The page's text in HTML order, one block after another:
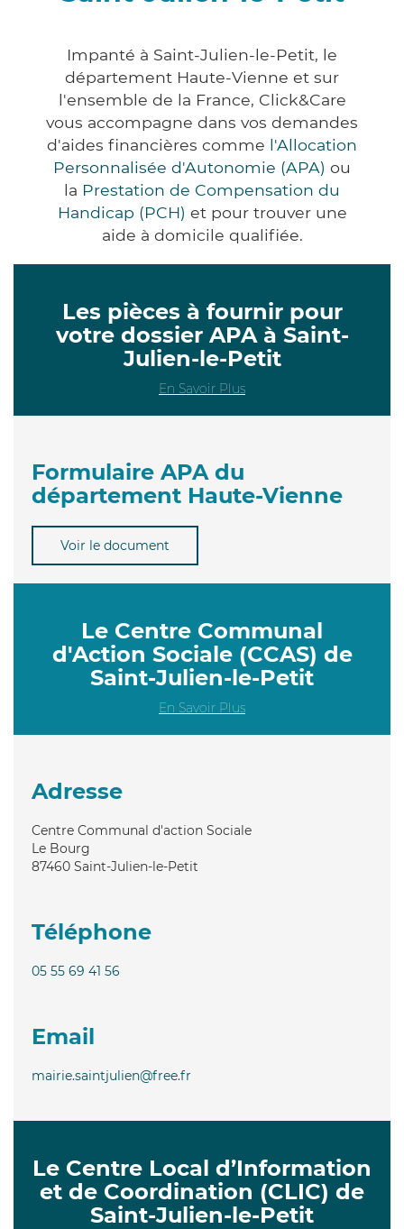
Impanté à Saint-Julien-le-Petit, le
département Haute-Vienne et sur
l'ensemble de la France, Click&Care
vous accompagne dans vos demandes
d'aides financières comme l'Allocation
Personnalisée d'Autonomie (APA) ou
la Prestation de Compensation du
Handicap (PCH) et pour trouver une
aide à domicile qualifiée.
Les pièces à fournir pour
votre dossier APA à Saint-
Julien-le-Petit
En Savoir Plus
Formulaire APA du
département Haute-Vienne
Voir le document
Le Centre Communal
d'Action Sociale (CCAS) de
Saint-Julien-le-Petit
En Savoir Plus
Adresse
Centre Communal d'action Sociale
Le Bourg
87460 Saint-Julien-le-Petit
Téléphone
05 55 69 41 56
Email
mairie.saintjulien@free.fr
Le Centre Local d’Information
et de Coordination (CLIC) de
Saint-Julien-le-Petit